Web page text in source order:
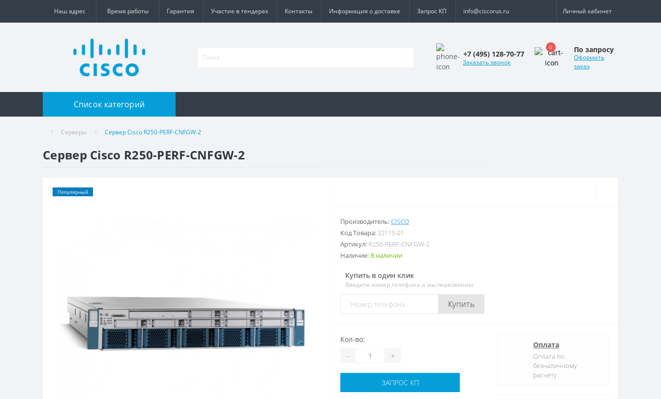
Наш адрес Время работы Гарантия Участие в тендерах Контакты Информация о доставке Запрос КП info@ciscorus.ru Личный кабинет
+7 (495) 128-70-77
Заказать звонок
0 По запросу
Оформить
заказ
Список категорий
Серверы Сервер Cisco R250-PERF-CNFGW-2
Сервер Cisco R250-PERF-CNFGW-2
Популярный
Производитель:CISCO
Код Товара:22115-01
Артикул: R250-PERF-CNFGW-2
Наличие: В наличии
Купить в один клик
Введите номер телефона и мы перезвоним
Купить
Кол-во:
- +
ЗАПРОС КП
Оплата
Оплата по
безналичному
расчету